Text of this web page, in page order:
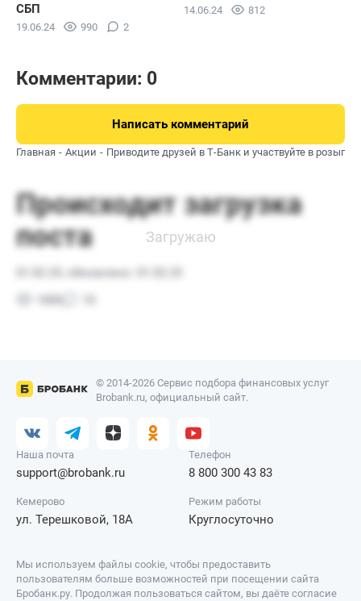
СБП
19.06.24 990 2
14.06.24 812
Комментарии: 0
Написать комментарий
Главная Акции Приводите друзей в Т-Банк и участвуйте в
© 2014-2026 Сервис подбора финансовых услуг
Brobank.ru, официальный сайт.
Наша почта
support@brobank.ru
Телефон
8 800 300 43 83
Кемерово
ул. Терешковой, 18А
Режим работы
Круглосуточно
Мы используем файлы cookie, чтобы предоставить
пользователям больше возможностей при посещении сайта
Бробанк.ру. Продолжая пользоваться сайтом, вы даёте согласие